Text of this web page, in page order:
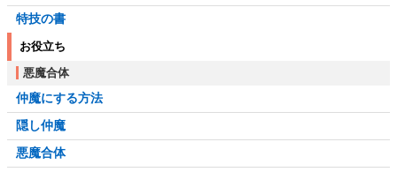
特技の書
お役立ち
悪魔合体
仲魔にする方法
隠し仲魔
悪魔合体